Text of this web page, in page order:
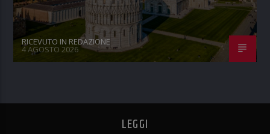
RICEVUTO IN REDAZIONE
4 AGOSTO 2026
LEGGI